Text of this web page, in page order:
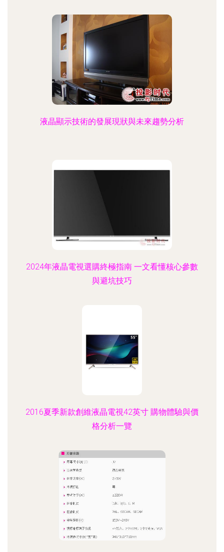
液晶顯示技術的發展現狀與未來趨勢分析
2024年液晶電視選購終極指南 一文看懂核心參數
與避坑技巧
2016夏季新款創維液晶電視42英寸 購物體驗與價
格分析一覽